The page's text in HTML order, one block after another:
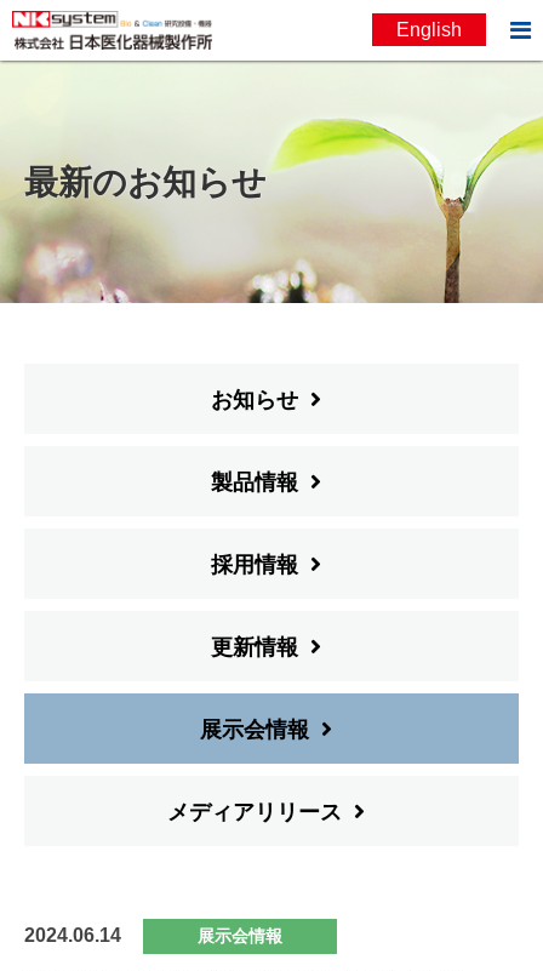
English 
最新のお知らせ
お知らせ
製品情報
採用情報
更新情報
展示会情報
メディアリリース
2024.06.14 展示会情報